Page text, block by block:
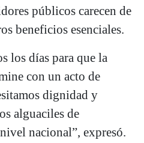
públicos carecen de
beneficios esenciales.
los días para que la
con un acto de
dignidad y
alguaciles de
nacional”, expresó.